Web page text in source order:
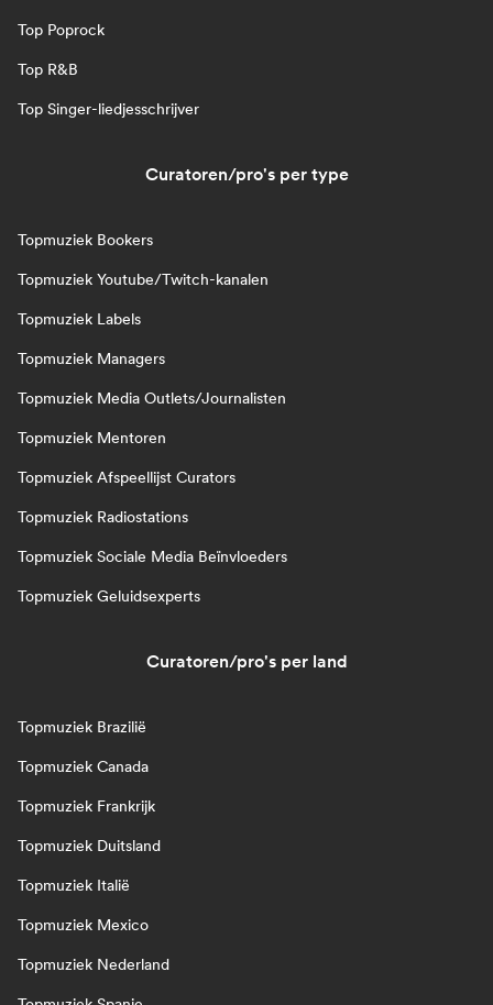
Top Poprock
Top R&B
Top Singer-liedjesschrijver
Curatoren/pro's per type
Topmuziek Bookers
Topmuziek Youtube/Twitch-kanalen
Topmuziek Labels
Topmuziek Managers
Topmuziek Media Outlets/Journalisten
Topmuziek Mentoren
Topmuziek Afspeellijst Curators
Topmuziek Radiostations
Topmuziek Sociale Media Beïnvloeders
Topmuziek Geluidsexperts
Curatoren/pro's per land
Topmuziek Brazilië
Topmuziek Canada
Topmuziek Frankrijk
Topmuziek Duitsland
Topmuziek Italië
Topmuziek Mexico
Topmuziek Nederland